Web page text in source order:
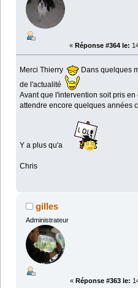
« Réponse #364 le:
Merci Thierry
Dans quelques
de l'actualité
Avant que l'intervention soit pris
attendre encore quelques années
Y a plus qu'a
Chris
gilles
Administrateur
« Réponse #363 le: